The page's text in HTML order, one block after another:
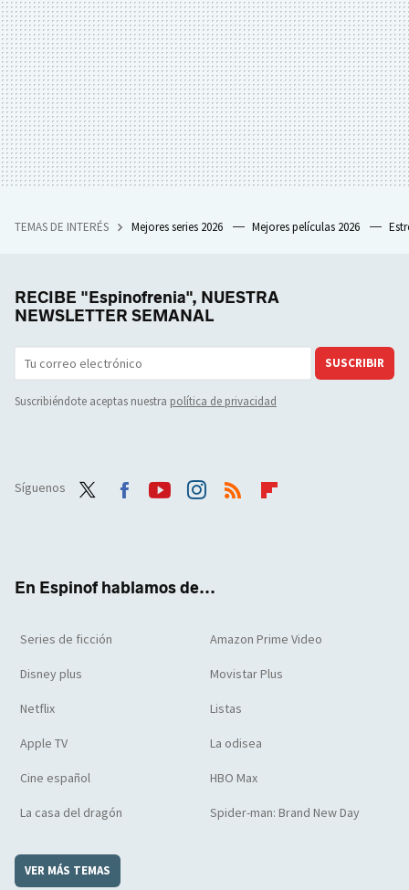
TEMAS DE INTERÉS Mejores series 2026 Mejores películas 2026
RECIBE "Espinofrenia", NUESTRA
NEWSLETTER SEMANAL
SUSCRIBIR
Suscribiéndote aceptas nuestra política de privacidad
Síguenos
En Espinof hablamos de...
Series de ficción Amazon Prime Video
Disney plus Movistar Plus
Netflix Listas
Apple TV La odisea
Cine español HBO Max
La casa del dragón Spider-man: Brand New Day
VER MÁS TEMAS